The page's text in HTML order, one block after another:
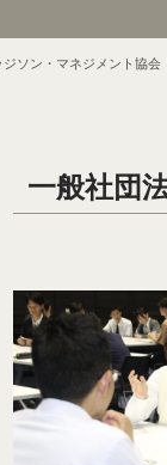
ソン・マネジメント協会
一般社団